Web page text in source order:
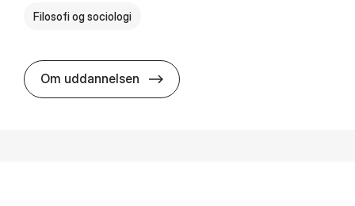
Filosofi og sociologi
Om uddannelsen BSc in Busi­ness Ad­min­is­tra­tion